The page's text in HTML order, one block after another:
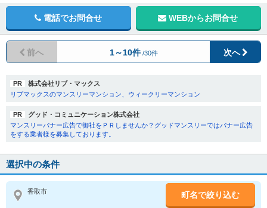
電話でお問合せ WEBからお問合せ
前へ 次へ
1～10件 /30件
PR
株式会社リブ・マックス
リブマックスのマンスリーマンション、ウィークリーマンション
PR
グッド・コミュニケーション株式会社
マンスリーバナー広告で御社をＰＲしませんか？グッドマンスリーではバナー広告
をする業者様を募集しております。
選択中の条件
香取市 町名で絞り込む